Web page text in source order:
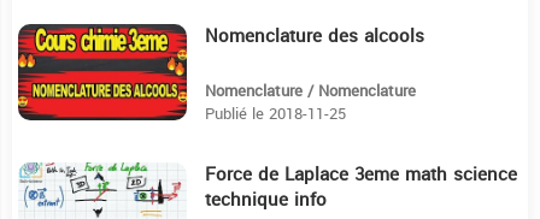
9:32 Nomenclature des alcools
Nomenclature / Nomenclature
Publié le 2018-11-25
18:48 Force de Laplace 3eme math science
technique info